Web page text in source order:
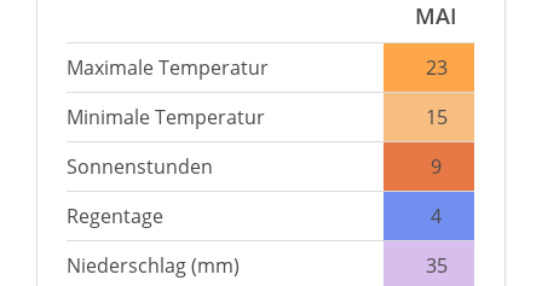
MAI
Maximale Temperatur
23
Minimale Temperatur
15
Sonnenstunden
9
Regentage
4
Niederschlag (mm)
35